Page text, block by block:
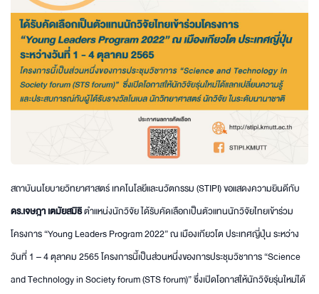
สถาบันนโยบายวิทยาศาสตร์ เทคโนโลยีและนวัตกรรม (STIPI) ขอแสดงความยินดีกับ
ดร.เจษฎา เตมัยสมิธิตำแหน่งนักวิจัย ได้รับคัดเลือกเป็นตัวแทนนักวิจัยไทยเข้าร่วม
โครงการ “Young Leaders Program 2022” ณ เมืองเกียวโต ประเทศญี่ปุ่น ระหว่าง
วันที่ 1 – 4 ตุลาคม 2565 โครงการนี้เป็นส่วนหนึ่งของการประชุมวิชาการ “Science
and Technology in Society forum (STS forum)” ซึ่งเปิดโอกาสให้นักวิจัยรุ่นใหม่ได้